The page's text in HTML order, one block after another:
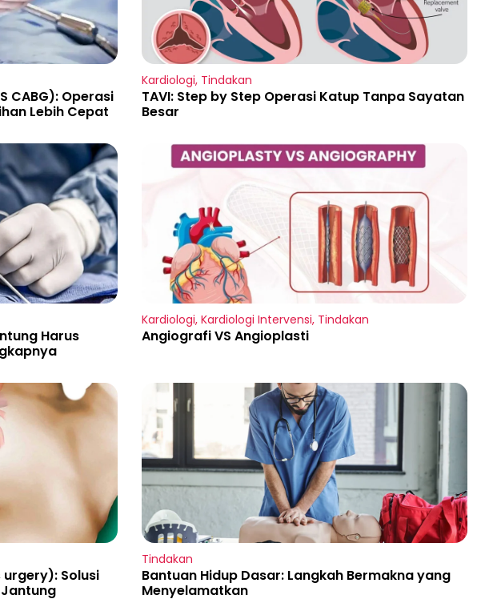
CABG): Operasi
Lebih Cepat
Kardiologi, Tindakan
TAVI: Step by Step Operasi Katup Tanpa Sayatan
Besar
Harus
Kardiologi,Kardiologi Intervensi, Tindakan
Angiografi VS Angioplasti
Solusi
Tindakan
Bantuan Hidup Dasar: Langkah Bermakna yang
Menyelamatkan